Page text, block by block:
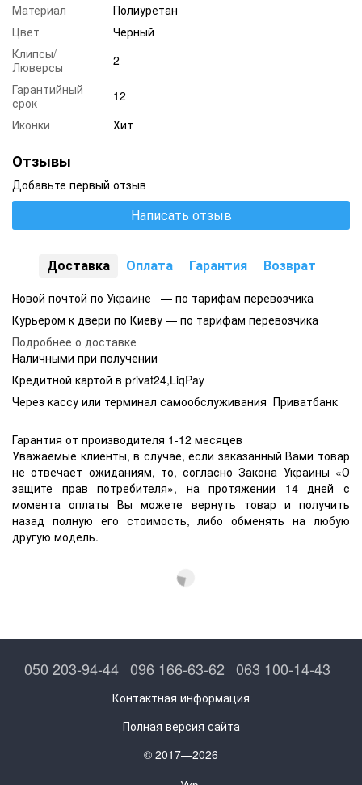
Материал
Полиуретан
Цвет
Черный
Клипсы/
Люверсы
2
Гарантийный
срок
12
Иконки
Хит
Отзывы
Добавьте первый отзыв
Написать отзыв
Доставка Оплата Гарантия Возврат
Новой почтой по Украине — по тарифам перевозчика
Курьером к двери по Киеву — по тарифам перевозчика
Подробнее о доставке
Наличными при получении
Кредитной картой в privat24,LiqPay
Через кассу или терминал самообслуживания Приватбанк
Гарантия от производителя 1-12 месяцев
Уважаемые клиенты, в случае, если заказанный Вами товар
не отвечает ожиданиям, то, согласно Закона Украины «О
защите прав потребителя», на протяжении 14 дней с
момента оплаты Вы можете вернуть товар и получить
назад полную его стоимость, либо обменять на любую
другую модель.
050 203-94-44 096 166-63-62 063 100-14-43
Контактная информация
Полная версия сайта
© 2017—2026